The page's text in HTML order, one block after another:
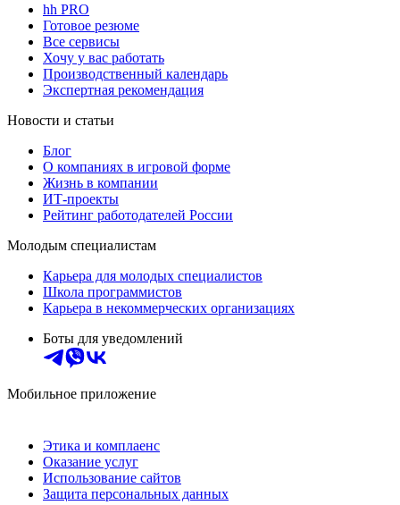
hh PRO
Готовое резюме
Все сервисы
Хочу у вас работать
Производственный календарь
Экспертная рекомендация
Новости и статьи
Блог
О компаниях в игровой форме
Жизнь в компании
ИТ-проекты
Рейтинг работодателей России
Молодым специалистам
Карьера для молодых специалистов
Школа программистов
Карьера в некоммерческих организациях
Боты для уведомлений
Мобильное приложение
Этика и комплаенс
Оказание услуг
Использование сайтов
Защита персональных данных